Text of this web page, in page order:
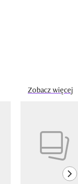
Zobacz więcej